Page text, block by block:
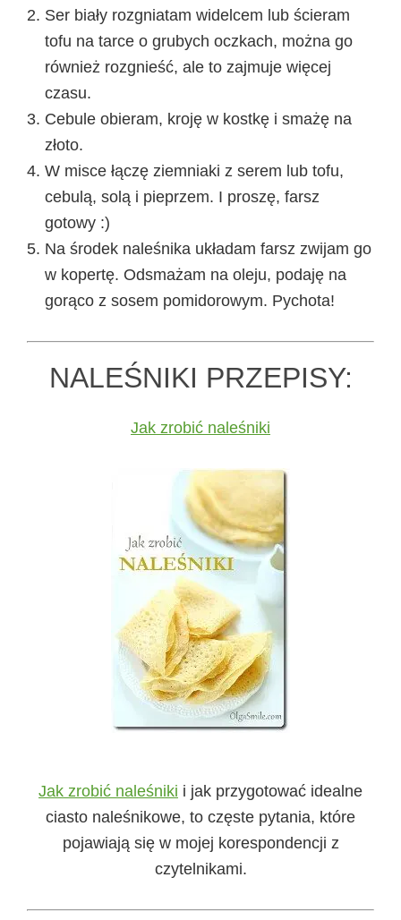
Ser biały rozgniatam widelcem lub ścieram
tofu na tarce o grubych oczkach, można go
również rozgnieść, ale to zajmuje więcej
czasu.
Cebule obieram, kroję w kostkę i smażę na
złoto.
W misce łączę ziemniaki z serem lub tofu,
cebulą, solą i pieprzem. I proszę, farsz
gotowy :)
Na środek naleśnika układam farsz zwijam go
w kopertę. Odsmażam na oleju, podaję na
gorąco z sosem pomidorowym. Pychota!
NALEŚNIKI PRZEPISY:
Jak zrobić naleśniki
Jak zrobić naleśniki i jak przygotować idealne
ciasto naleśnikowe, to częste pytania, które
pojawiają się w mojej korespondencji z
czytelnikami.